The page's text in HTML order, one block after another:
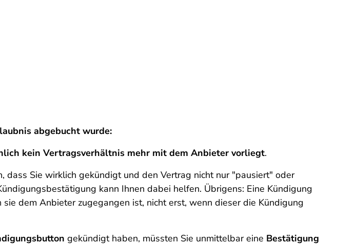
abgebucht wurde:
kein Vertragsverhältnis mehr mit dem Anbieter vorliegt.
dass Sie wirklich gekündigt und den Vertrag nicht nur "pausiert" oder
kann Ihnen dabei helfen. Übrigens: Eine Kündigung
dem Anbieter zugegangen ist, nicht erst, wenn dieser die Kündigung
gekündigt haben, müssten Sie unmittelbar eine Bestätigung